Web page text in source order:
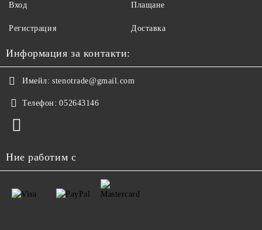
Вход
Регистрация
Плащане
Доставка
Информация за контакти:
Имейл: stenotrade@gmail.com
Телефон: 052643146
Ние работим с